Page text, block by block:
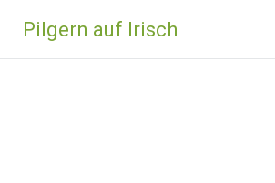
Inhalt
springen
Pilgern auf Irisch